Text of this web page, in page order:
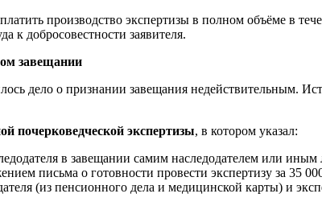
производство экспертизы в полном объёме в
к добросовестности заявителя.
завещании
дело о признании завещания недействительным.
почерковедческой экспертизы, в котором указал:
в завещании самим наследодателем или иным
письма о готовности провести экспертизу за 35
(из пенсионного дела и медицинской карты) и